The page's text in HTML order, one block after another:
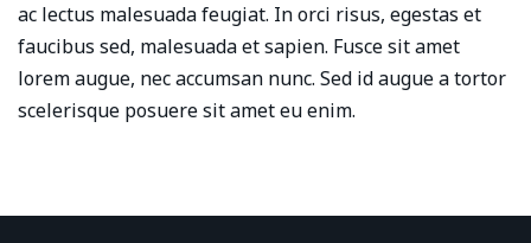
ac lectus malesuada feugiat. In orci risus, egestas et
faucibus sed, malesuada et sapien. Fusce sit amet
lorem augue, nec accumsan nunc. Sed id augue a tortor
scelerisque posuere sit amet eu enim.